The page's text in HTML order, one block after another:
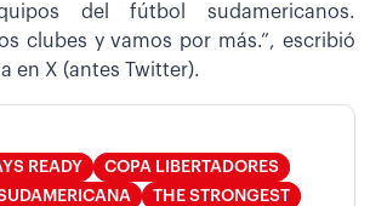
del fútbol sudamericanos.
clubes y vamos por más.”, escribió
en X (antes Twitter).
READY
COPA LIBERTADORES
THE STRONGEST